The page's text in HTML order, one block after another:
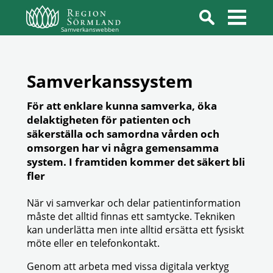
Samverkanswebben
Samverkanssystem
För att enklare kunna samverka, öka
delaktigheten för patienten och
säkerställa och samordna vården och
omsorgen har vi några gemensamma
system. I framtiden kommer det säkert bli
fler
När vi samverkar och delar patientinformation
måste det alltid finnas ett samtycke. Tekniken
kan underlätta men inte alltid ersätta ett fysiskt
möte eller en telefonkontakt.
Genom att arbeta med vissa digitala verktyg